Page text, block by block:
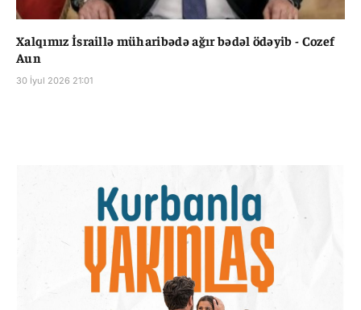
Xalqımız İsraillə müharibədə ağır bədəl ödəyib - Cozef
Aun
30 İyul 2026 21:01